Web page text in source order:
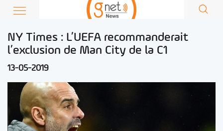
NY Times : L’UEFA recommanderait
l’exclusion de Man City de la C1
13-05-2019